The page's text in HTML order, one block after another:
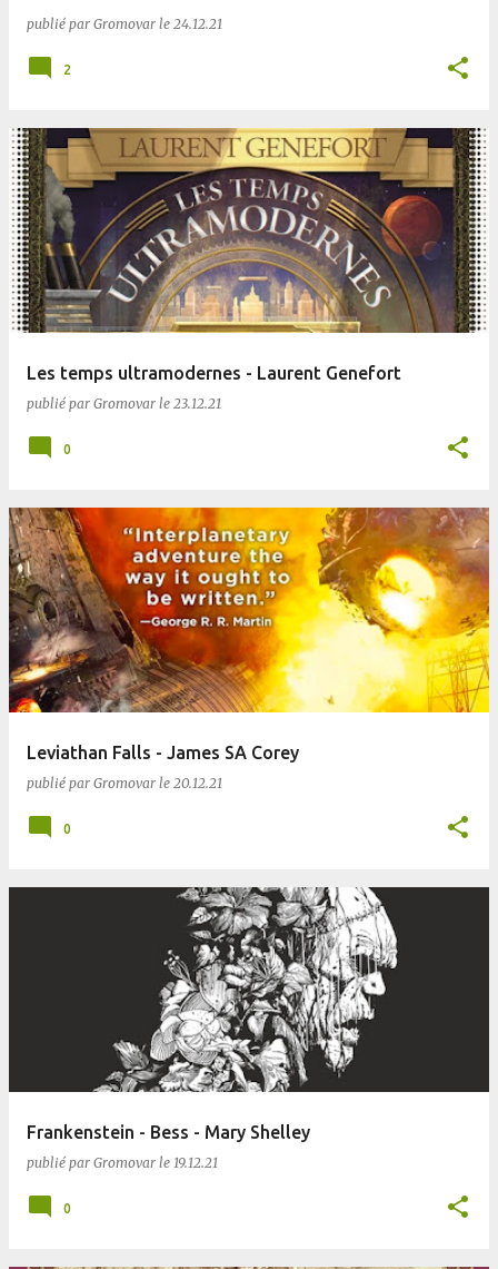
publié par Gromovar le 24.12.21
2
Les temps ultramodernes - Laurent Genefort
publié par Gromovar le 23.12.21
0
Leviathan Falls - James SA Corey
publié par Gromovar le 20.12.21
0
Frankenstein - Bess - Mary Shelley
publié par Gromovar le 19.12.21
0